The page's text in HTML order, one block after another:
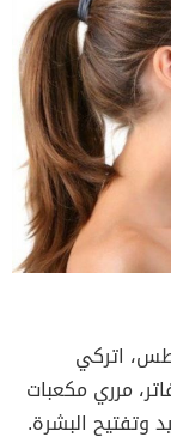
اتركي
مرري مكعبات
وتفتيح البشرة.